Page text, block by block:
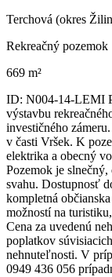
Terchová (okres
Rekreačný pozemok
669 m²
ID: N004-14-LEMI
výstavbu
investičného
v časti Vršek. K
elektrika a obecný
Pozemok je
svahu. Dostupnosť
kompletná
možností na
Cena za uvedenú
poplatkov
nehnuteľnosti. V
0949 436 056